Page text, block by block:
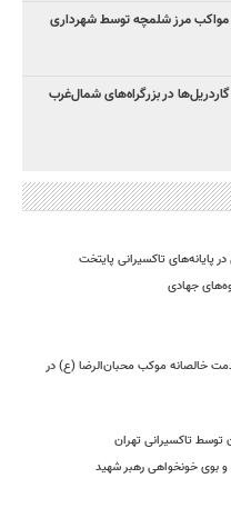
مواکب مرز شلمچه توسط شهرداری
در بزرگراه‌های شمال‌غرب
پایانه‌های تاکسیرانی پایتخت
خالصانه موکب محبان‌الرضا (ع) در
توسط تاکسیرانی تهران
و بوی خونخواهی رهبر شهید